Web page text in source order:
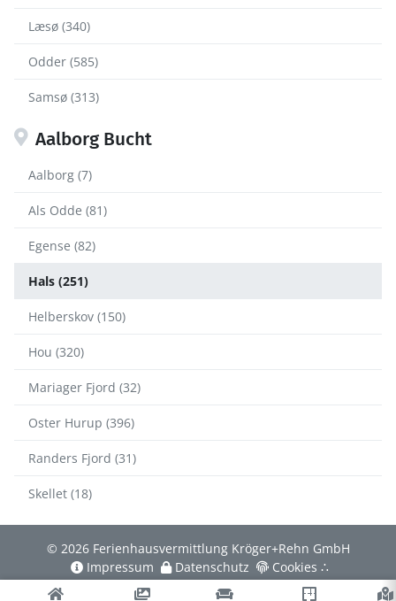
Læsø (340)
Odder (585)
Samsø (313)
Aalborg Bucht
Aalborg (7)
Als Odde (81)
Egense (82)
Hals (251)
Helberskov (150)
Hou (320)
Mariager Fjord (32)
Oster Hurup (396)
Randers Fjord (31)
Skellet (18)
© 2026 Ferienhausvermittlung Kröger+Rehn GmbH
Impressum
Datenschutz Cookies ∴